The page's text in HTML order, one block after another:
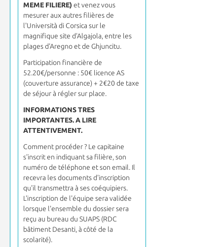
MEME FILIERE) et venez vous
mesurer aux autres filières de
l'Università di Corsica sur le
magnifique site d'Algajola, entre les
plages d'Aregno et de Ghjuncitu.
Participation financière de
52.20€/personne : 50€ licence AS
(couverture assurance) + 2€20 de taxe
de séjour à régler sur place.
INFORMATIONS TRES
IMPORTANTES. A LIRE
ATTENTIVEMENT.
Comment procéder ? Le capitaine
s'inscrit en indiquant sa filière, son
numéro de téléphone et son email. Il
recevra les documents d'inscription
qu'il transmettra à ses coéquipiers.
L'inscription de l'équipe sera validée
lorsque l'ensemble du dossier sera
reçu au bureau du SUAPS (RDC
bâtiment Desanti, à côté de la
scolarité).